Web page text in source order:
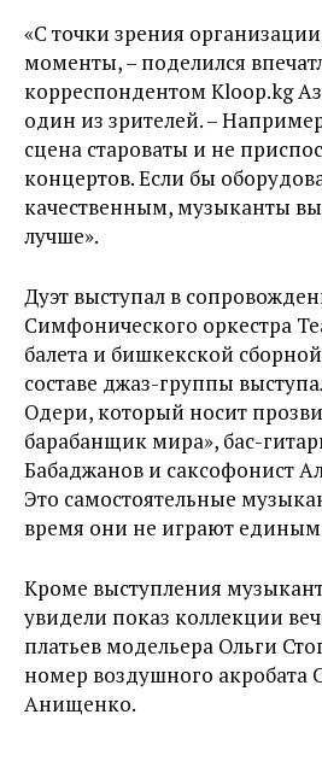
«С точки зрения
моменты, – поделился
корреспондентом Kloop.kg
один из зрителей. –
сцена староваты и не
концертов. Если бы
качественным, музыканты
лучше».
Дуэт выступал в
Симфонического оркестра
балета и бишкекской
составе джаз-группы
Одери, который носит
барабанщик мира», бас-
Бабаджанов и саксофонист
Это самостоятельные
время они не играют
Кроме выступления
увидели показ коллекции
платьев модельера Ольги
номер воздушного акробата
Анищенко.